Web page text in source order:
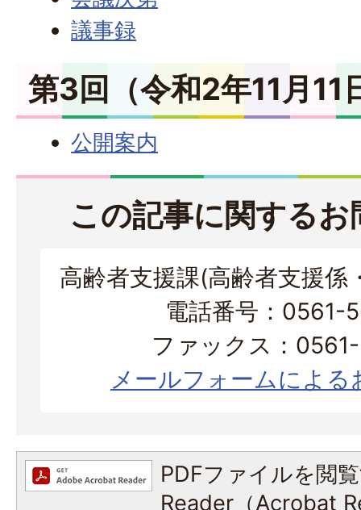
議事録
第3回（令和2年11月11
公開案内
この記事に関する
高齢者支援課(高齢者支援係
電話番号：0561-
ファックス：
メールフォームによる
PDFファイルを閲
Reader（Acrobat